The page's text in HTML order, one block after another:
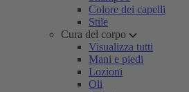
Colore dei capelli
Stile
Cura del corpo
Visualizza tutti
Mani e piedi
Lozioni
Oli